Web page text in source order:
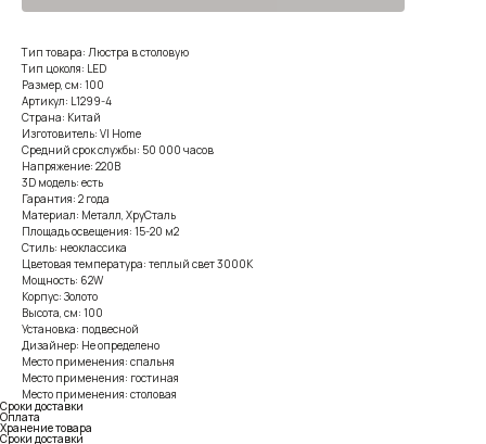
Тип товара: Люстра в столовую
Тип цоколя: LED
Размер, см: 100
Артикул: L1299-4
Страна: Китай
Изготовитель: VI Home
Средний срок службы: 50 000 часов
Напряжение: 220В
3D модель: есть
Гарантия: 2 года
Материал: Металл, ХруСталь
Площадь освещения: 15-20 м2
Стиль: неоклассика
Цветовая температура: теплый свет 3000К
Мощность: 62W
Корпус: Золото
Высота, см: 100
Установка: подвесной
Дизайнер: Не определено
Место применения: спальня
Место применения: гостиная
Место применения: столовая
Сроки доставки
Оплата
Хранение товара
Сроки доставки